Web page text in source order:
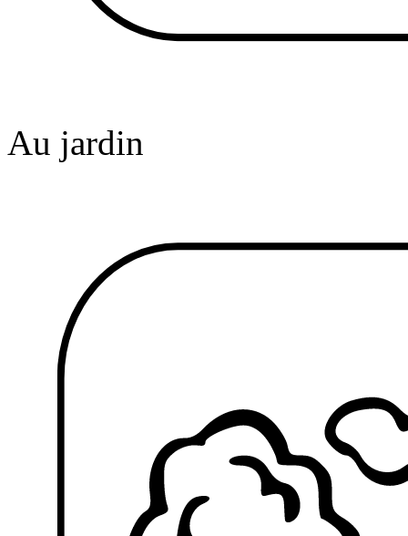
Au jardin